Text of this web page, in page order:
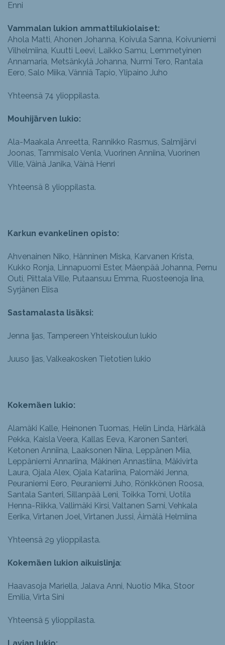
Enni
Vammalan lukion ammattilukiolaiset:
Ahola Matti, Ahonen Johanna, Koivula Sanna, Koivuniemi
Vilhelmiina, Kuutti Leevi, Laikko Samu, Lemmetyinen
Annamaria, Metsänkylä Johanna, Nurmi Tero, Rantala
Eero, Salo Miika, Vänniä Tapio, Ylipaino Juho
Yhteensä 74 ylioppilasta.
Mouhijärven lukio:
Ala-Maakala Anreetta, Rannikko Rasmus, Salmijärvi
Joonas, Tammisalo Venla, Vuorinen Anniina, Vuorinen
Ville, Väinä Janika, Väinä Henri
Yhteensä 8 ylioppilasta.
Karkun evankelinen opisto:
Ahvenainen Niko, Hänninen Miska, Karvanen Krista,
Kukko Ronja, Linnapuomi Ester, Mäenpää Johanna, Pernu
Outi, Piittala Ville, Putaansuu Emma, Ruosteenoja Iina,
Syrjänen Elisa
Sastamalasta lisäksi:
Jenna Ijas, Tampereen Yhteiskoulun lukio
Juuso Ijas, Valkeakosken Tietotien lukio
Kokemäen lukio:
Alamäki Kalle, Heinonen Tuomas, Helin Linda, Härkälä
Pekka, Kaisla Veera, Kallas Eeva, Karonen Santeri,
Ketonen Anniina, Laaksonen Niina, Leppänen Miia,
Leppäniemi Annariina, Mäkinen Annastiina, Mäkivirta
Laura, Ojala Alex, Ojala Katariina, Palomäki Jenna,
Peuraniemi Eero, Peuraniemi Juho, Rönkkönen Roosa,
Santala Santeri, Sillanpää Leni, Toikka Tomi, Uotila
Henna-Riikka, Vallimäki Kirsi, Valtanen Sami, Vehkala
Eerika, Virtanen Joel, Virtanen Jussi, Äimälä Helmiina
Yhteensä 29 ylioppilasta.
Kokemäen lukion aikuislinja:
Haavasoja Mariella, Jalava Anni, Nuotio Mika, Stoor
Emilia, Virta Sini
Yhteensä 5 ylioppilasta.